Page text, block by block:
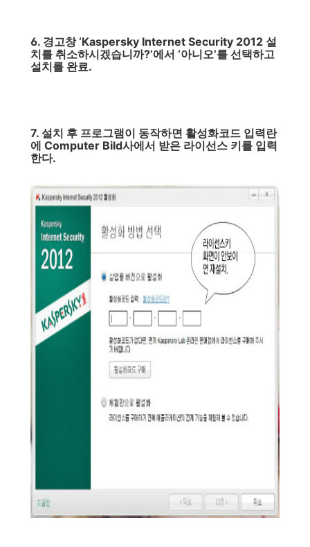
6. 경고창 ‘Kaspersky Internet Security 2012 설
치를 취소하시겠습니까?’에서 ‘아니오’를 선택하고
설치를 완료.
7. 설치 후 프로그램이 동작하면 활성화코드 입력란
에 Computer Bild사에서 받은 라이선스 키를 입력
한다.